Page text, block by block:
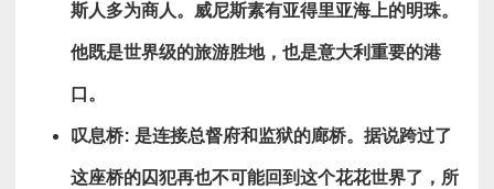
斯人多为商人。威尼斯素有亚得里亚海上的明珠。
他既是世界级的旅游胜地，也是意大利重要的港
口。
叹息桥: 是连接总督府和监狱的廊桥。据说跨过了
这座桥的囚犯再也不可能回到这个花花世界了，所